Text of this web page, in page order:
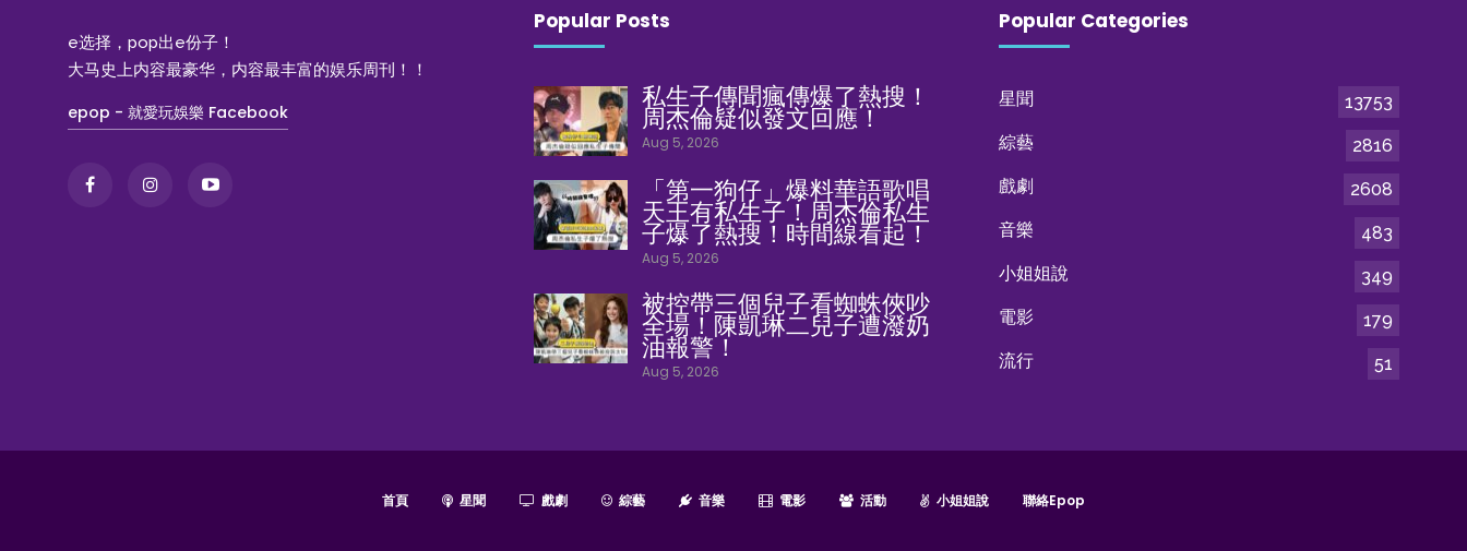
e选择，pop出e份子！
大马史上内容最豪华，内容最丰富的娱乐周刊！！
epop - 就愛玩娛樂 Facebook
Popular Posts
私生子傳聞瘋傳爆了熱搜！
周杰倫疑似發文回應！
Aug 5, 2026
「第一狗仔」爆料華語歌唱
天王有私生子！周杰倫私生
子爆了熱搜！時間線看起！
Aug 5, 2026
被控帶三個兒子看蜘蛛俠吵
全場！陳凱琳二兒子遭潑奶
油報警！
Aug 5, 2026
Popular Categories
星聞
13753
綜藝
2816
戲劇
2608
音樂
483
小姐姐說
349
電影
179
流行
51
首頁 星聞 戲劇 綜藝 音樂 電影 活動 小姐姐說 聯絡epop